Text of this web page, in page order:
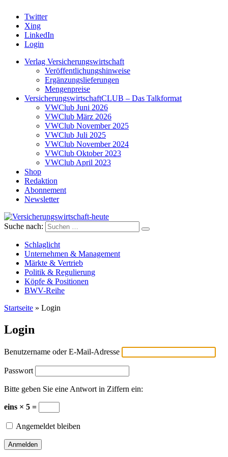
Twitter
Xing
LinkedIn
Login
Verlag Versicherungswirtschaft
Veröffentlichungshinweise
Ergänzungslieferungen
Mengenpreise
VersicherungswirtschaftCLUB – Das Talkformat
VWClub Juni 2026
VWClub März 2026
VWClub November 2025
VWClub Juli 2025
VWClub November 2024
VWClub Oktober 2023
VWClub April 2023
Shop
Redaktion
Abonnement
Newsletter
Versicherungswirtschaft-heute
Suche nach:
Schlaglicht
Unternehmen & Management
Märkte & Vertrieb
Politik & Regulierung
Köpfe & Positionen
BWV-Reihe
Startseite » Login
Login
Benutzername oder E-Mail-Adresse
Passwort
Bitte geben Sie eine Antwort in Ziffern ein:
eins × 5 =
Angemeldet bleiben